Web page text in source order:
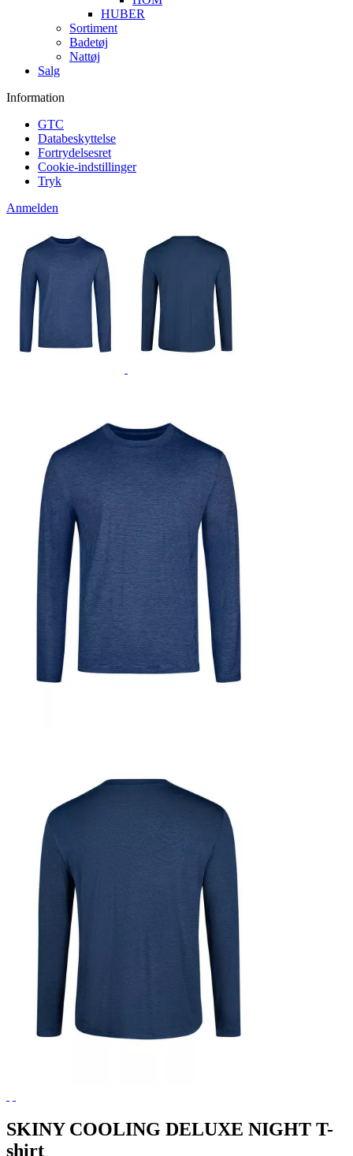
HUBER
Sortiment
Badetøj
Nattøj
Salg
Information
GTC
Databeskyttelse
Fortrydelsesret
Cookie-indstillinger
Tryk
Anmelden
SKINY COOLING DELUXE NIGHT T-
shirt